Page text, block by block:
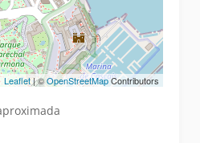
Leaflet| ©OpenStreetMapContributors